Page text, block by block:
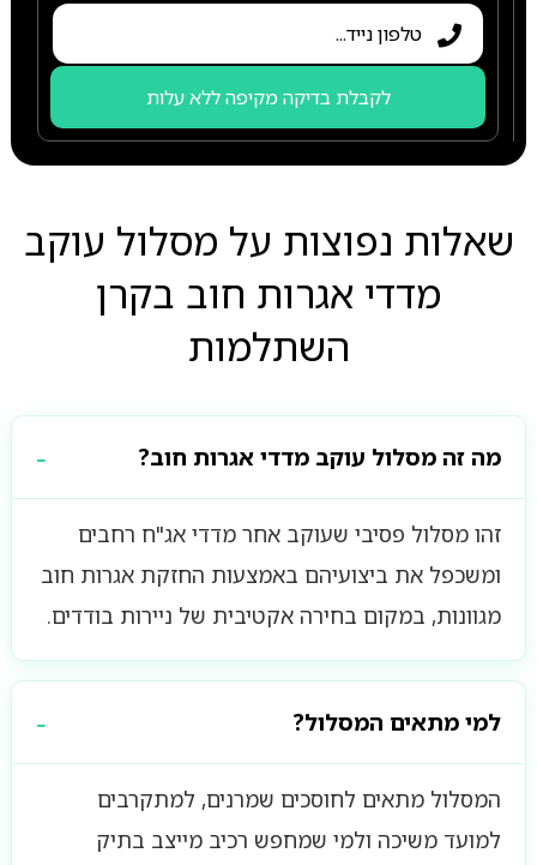
לקבלת בדיקה מקיפה ללא עלות
שאלות נפוצות על מסלול עוקב
מדדי אגרות חוב בקרן
השתלמות
מה זה מסלול עוקב מדדי אגרות חוב?
זהו מסלול פסיבי שעוקב אחר מדדי אג"ח רחבים
ומשכפל את ביצועיהם באמצעות החזקת אגרות חוב
מגוונות, במקום בחירה אקטיבית של ניירות בודדים.
למי מתאים המסלול?
המסלול מתאים לחוסכים שמרנים, למתקרבים
למועד משיכה ולמי שמחפש רכיב מייצב בתיק